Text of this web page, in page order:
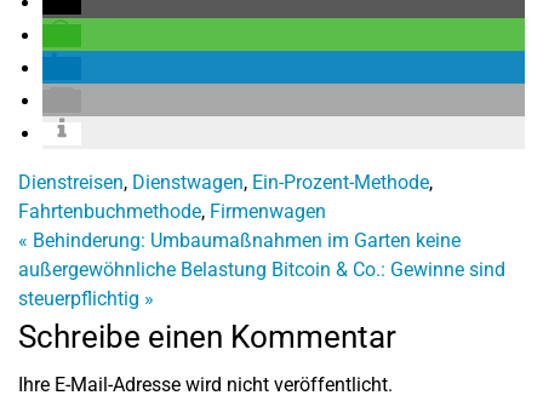
Dienstreisen, Dienstwagen, Ein-Prozent-Methode,
Fahrtenbuchmethode, Firmenwagen
« Behinderung: Umbaumaßnahmen im Garten keine
außergewöhnliche Belastung Bitcoin & Co.: Gewinne sind
steuerpflichtig »
Schreibe einen Kommentar
Ihre E-Mail-Adresse wird nicht veröffentlicht.